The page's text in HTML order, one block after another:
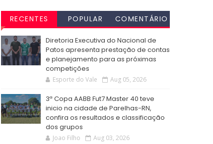
RECENTES POPULAR
COMENTÁRIO
Diretoria Executiva do Nacional de
Patos apresenta prestação de contas
e planejamento para as próximas
competições
Esporte do Vale Aug 05, 2026
3ª Copa AABB Fut7 Master 40 teve
inicio na cidade de Parelhas-RN,
confira os resultados e classificação
dos grupos
Joao Filho Aug 03, 2026